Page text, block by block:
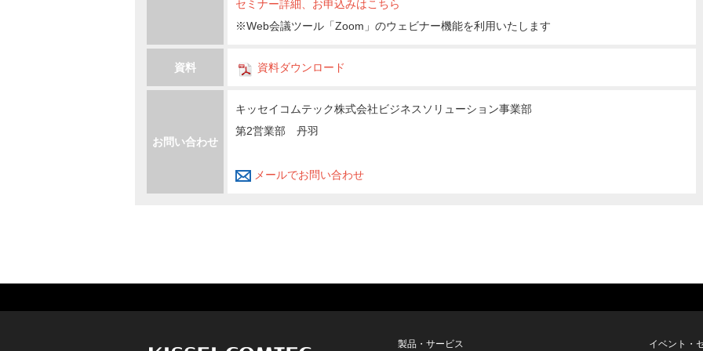
セミナー詳細、お申込みはこちら
※Web会議ツール「Zoom」のウェビナー機能を利用いたします
資料 資料ダウンロード
お問い合わせ
キッセイコムテック株式会社ビジネスソリューション事業部
第2営業部 丹羽
メールでお問い合わせ
製品・サービス イベント・